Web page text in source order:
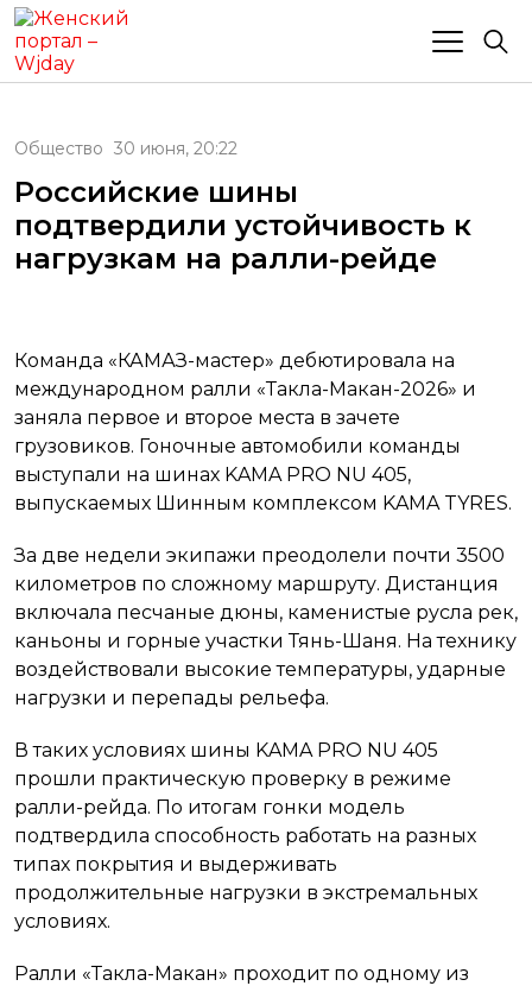
Общество 30 июня, 20:22
Российские шины
подтвердили устойчивость к
нагрузкам на ралли-рейде
Команда «КАМАЗ-мастер» дебютировала на
международном ралли «Такла-Макан-2026» и
заняла первое и второе места в зачете
грузовиков. Гоночные автомобили команды
выступали на шинах KAMA PRO NU 405,
выпускаемых Шинным комплексом KAMA TYRES.
За две недели экипажи преодолели почти 3500
километров по сложному маршруту. Дистанция
включала песчаные дюны, каменистые русла рек,
каньоны и горные участки Тянь-Шаня. На технику
воздействовали высокие температуры, ударные
нагрузки и перепады рельефа.
В таких условиях шины KAMA PRO NU 405
прошли практическую проверку в режиме
ралли-рейда. По итогам гонки модель
подтвердила способность работать на разных
типах покрытия и выдерживать
продолжительные нагрузки в экстремальных
условиях.
Ралли «Такла-Макан» проходит по одному из